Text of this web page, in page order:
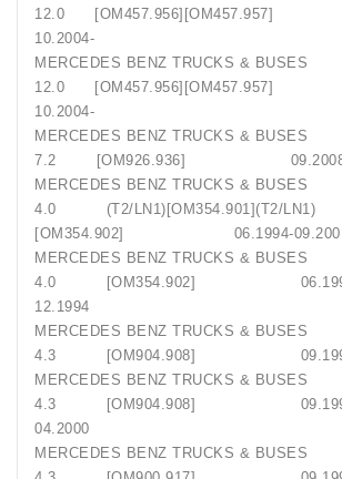
12.0
10.2004-
MERCEDES BENZ TRUCKS &
12.0
10.2004-
MERCEDES BENZ TRUCKS &
7.2 [OM926.936]
MERCEDES BENZ TRUCKS &
4.0 (T2/LN1)[OM354.901](T2/LN1)
[OM354.902] 06.1994-
MERCEDES BENZ TRUCKS &
4.0 [OM354.902]
12.1994
MERCEDES BENZ TRUCKS &
4.3 [OM904.908]
MERCEDES BENZ TRUCKS &
4.3 [OM904.908]
04.2000
MERCEDES BENZ TRUCKS &